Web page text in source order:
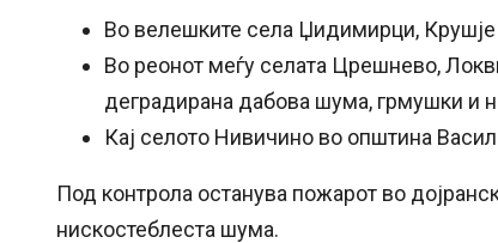
Во велешките села Џидимирци,
Во реонот меѓу селата Црешнево,
деградирана дабова шума, грмушки и
Кај селото Нивичино во општина
Под контрола останува пожарот во
нискостеблеста шума.